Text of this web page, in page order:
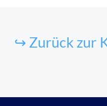
↪ Zurück zur